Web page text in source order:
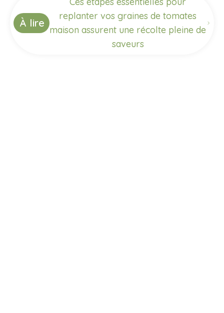
À lire
replanter vos graines de tomates
maison assurent une récolte pleine de
saveurs